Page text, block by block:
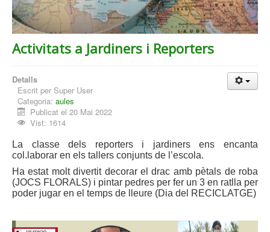
Activitats a Jardiners i Reporters
Detalls
Escrit per Super User
Categoria: aules
Publicat el 20 Mai 2022
Vist: 1614
La classe dels reporters i jardiners ens encanta
col.laborar en els tallers conjunts de l’escola.
Ha estat molt divertit decorar el drac amb pètals de roba
(JOCS FLORALS) i pintar pedres per fer un 3 en ratlla per
poder jugar en el temps de lleure (Dia del RECICLATGE)